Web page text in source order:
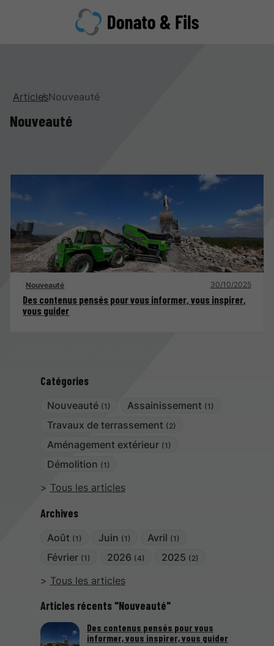
Catégories
Nouveauté (1) Assainissement (1)
Travaux de terrassement (2)
Aménagement extérieur (1)
Démolition (1)
Tous les articles
Archives
Août (1) Juin (1) Avril (1)
Février (1) 2026 (4) 2025 (2)
Tous les articles
Articles récents "Nouveauté"
Des contenus pensés pour vous
informer, vous inspirer, vous guider
ArticlesNouveauté
Nouveauté
Nouveauté 30/10/2025
Des contenus pensés pour vous informer, vous inspirer,
vous guider